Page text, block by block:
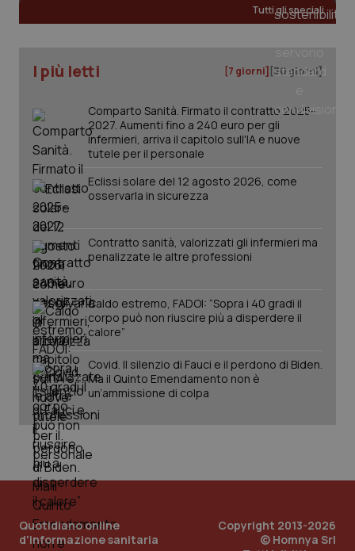
Tutti gli speciali
I più letti [7 giorni] [30 giorni]
Comparto Sanità. Firmato il contratto 2025-
2027. Aumenti fino a 240 euro per gli
infermieri, arriva il capitolo sull'IA e nuove
tutele per il personale
Eclissi solare del 12 agosto 2026, come
osservarla in sicurezza
Contratto sanità, valorizzati gli infermieri ma
penalizzate le altre professioni
Caldo estremo, FADOI: “Sopra i 40 gradi il
corpo può non riuscire più a disperdere il
calore”
Covid. Il silenzio di Fauci e il perdono di Biden.
Ma il Quinto Emendamento non è
un’ammissione di colpa
Quotidiano online
d'informazione sanitaria
Copyright 2013-2026
© Homnya Srl
PHPSESSID
_ga_KM60CM4NPH